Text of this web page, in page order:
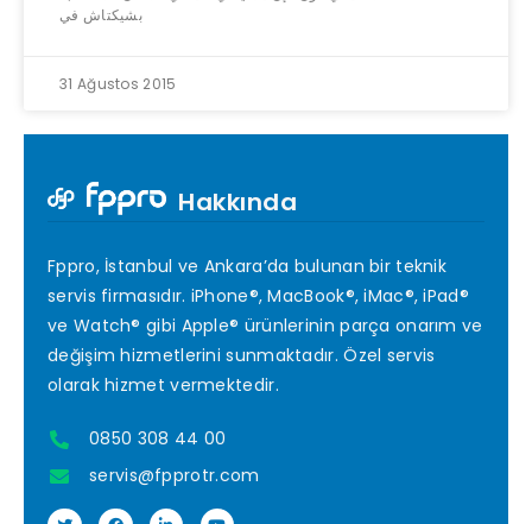
بشيكتاش في
31 Ağustos 2015
Hakkında
Fppro, İstanbul ve Ankara’da bulunan bir teknik
servis firmasıdır. iPhone®, MacBook®, iMac®, iPad®
ve Watch® gibi Apple® ürünlerinin parça onarım ve
değişim hizmetlerini sunmaktadır. Özel servis
olarak hizmet vermektedir.
0850 308 44 00
servis@fpprotr.com